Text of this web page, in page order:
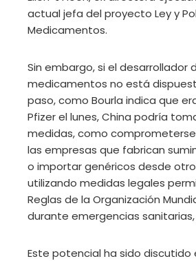
actual jefa del proyecto Ley y
Medicamentos.
Sin embargo, si el desarrollador
medicamentos no está
paso, como Bourla indica que
Pfizer el lunes, China podría
medidas, como
las empresas que fabrican
o importar genéricos desde
utilizando medidas legales
Reglas de la Organización
durante emergencias sanitarias,
Este potencial ha sido discutido